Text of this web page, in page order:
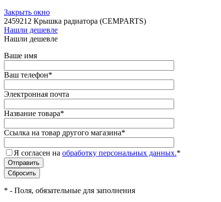
Закрыть окно
2459212 Крышка радиатора (CEMPARTS)
Нашли дешевле
Нашли дешевле
Ваше имя
Ваш телефон*
Электронная почта
Название товара*
Ссылка на товар другого магазина*
Я согласен на обработку персональных данных.*
* - Поля, обязательные для заполнения